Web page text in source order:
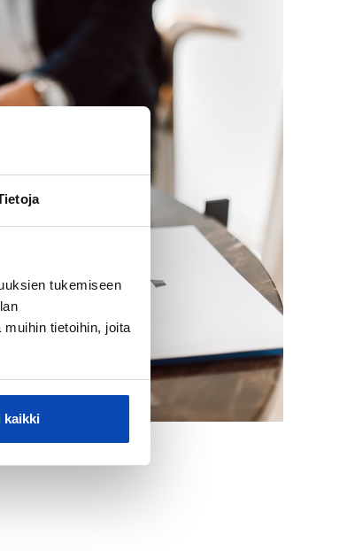
tukemiseen
tietoihin, joita
kaikki